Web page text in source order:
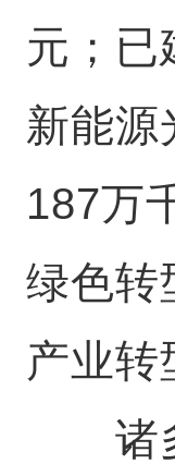
元；已
新能源
187万
绿色转
产业
诸多